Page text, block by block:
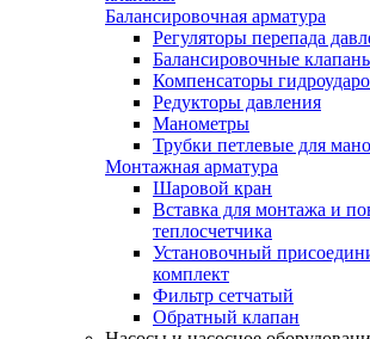
Балансировочная арматура
Регуляторы перепада
Балансировочные
Компенсаторы
Редукторы давления
Манометры
Трубки петлевые для
Монтажная арматура
Шаровой кран
Вставка для монтажа и
теплосчетчика
Установочный
комплект
Фильтр сетчатый
Обратный клапан